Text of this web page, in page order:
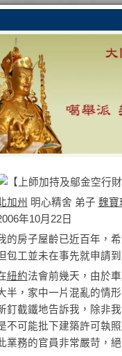
加州 明心精舍 弟子 魏寶
年10月22日
的房子屋齡已近百年，
包工並未在事先就申請
紐約法會前幾天，由於
半，家中一片混亂的情
釘截鐵地告訴我，除非
不可能批下建築許可執
業務的官員非常嚴苛，